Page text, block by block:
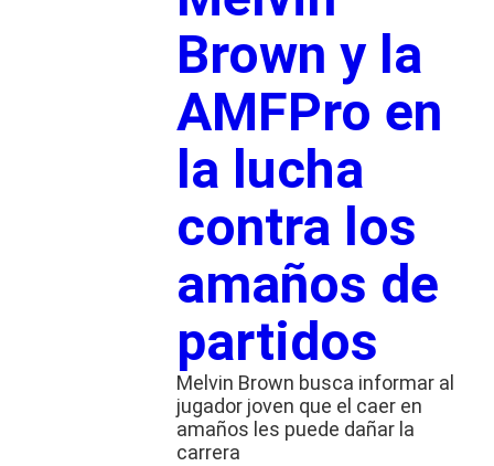
Brown y la
AMFPro en
la lucha
contra los
amaños de
partidos
Melvin Brown busca informar al
jugador joven que el caer en
amaños les puede dañar la
carrera